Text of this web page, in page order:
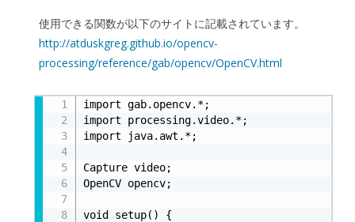
使用できる関数が以下のサイトに記載されています。
http://atduskgreg.github.io/opencv-
processing/reference/gab/opencv/OpenCV.html
リスト4.5-eimport gab.opencv.*;
import processing.video.*;
import java.awt.*;
Capture video;
OpenCV opencv;
void setup() {